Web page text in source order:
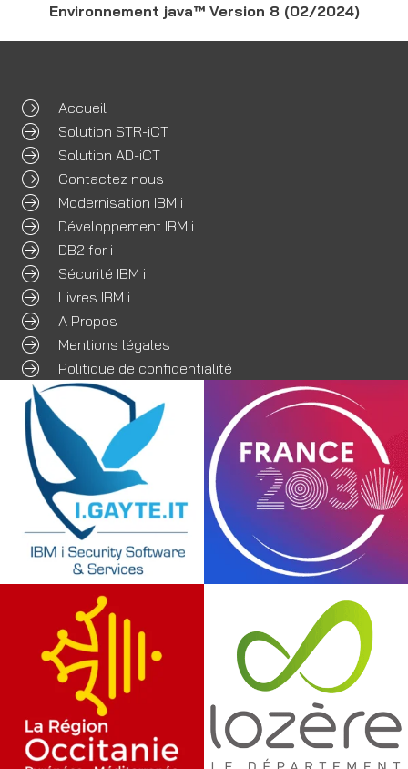
Environnement java™ Version 8 (02/2024)
Accueil
Solution STR-iCT
Solution AD-iCT
Contactez nous
Modernisation IBM i
Développement IBM i
DB2 for i
Sécurité IBM i
Livres IBM i
A Propos
Mentions légales
Politique de confidentialité